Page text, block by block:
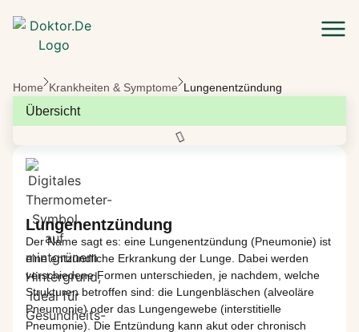
Home Krankheiten & Symptome Lungenentzündung
Lungenentzündung
Der Name sagt es: eine Lungenentzündung (Pneumonie) ist
eine entzündliche Erkrankung der Lunge. Dabei werden
verschiedeneFormen unterschieden , je nachdem welche
Strukturen betroffen sind: die Lungenbläschen (alveoläre
Pneumonie)oder das Lungengewebe (interstitielle
Pneumonie). Die Entzündung kann akut oder chronisch
Übersicht